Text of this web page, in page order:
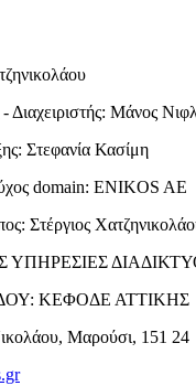
Διαχειριστής: Μάνος
Στεφανία Κασίμη
domain: ENIKOS AE
Στέργιος
ΥΠΗΡΕΣΙΕΣ
ΚΕΦΟΔΕ ΑΤΤΙΚΗΣ
Μαρούσι, 151 24